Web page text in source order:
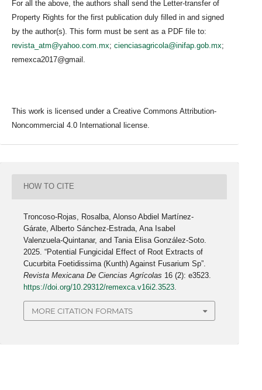
For all the above, the authors shall send the Letter-transfer of
Property Rights for the first publication duly filled in and signed
by the author(s). This form must be sent as a PDF file to:
revista_atm@yahoo.com.mx; cienciasagricola@inifap.gob.mx;
remexca2017@gmail.
This work is licensed under a Creative Commons Attribution-
Noncommercial 4.0 International license.
HOW TO CITE
Troncoso-Rojas, Rosalba, Alonso Abdiel Martínez-
Gárate, Alberto Sánchez-Estrada, Ana Isabel
Valenzuela-Quintanar, and Tania Elisa González-Soto.
2025. “Potential Fungicidal Effect of Root Extracts of
Cucurbita Foetidissima (Kunth) Against Fusarium Sp”.
Revista Mexicana De Ciencias Agrícolas 16 (2): e3523.
https://doi.org/10.29312/remexca.v16i2.3523
MORE CITATION FORMATS